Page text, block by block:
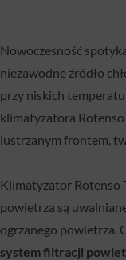
Nowoczesność
niezawodne źródło
przy niskich
klimatyzatora
lustrzanym frontem,
Klimatyzator Rotenso
powietrza są
ogrzanego powietrza.
system filtracji